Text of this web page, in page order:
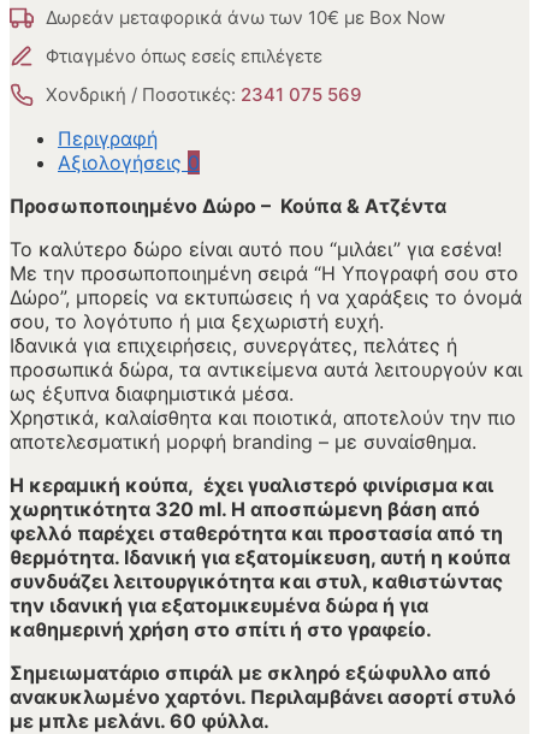
Δωρεάν μεταφορικά άνω των 10€ με Box Now
Φτιαγμένο όπως εσείς επιλέγετε
Χονδρική / Ποσοτικές: 2341 075 569
Περιγραφή
Αξιολογήσεις 0
Προσωποποιημένο Δώρο – Κούπα & Ατζέντα
Το καλύτερο δώρο είναι αυτό που “μιλάει” για εσένα!
Με την προσωποποιημένη σειρά “Η Υπογραφή σου στο
Δώρο”, μπορείς να εκτυπώσεις ή να χαράξεις το όνομά
σου, το λογότυπο ή μια ξεχωριστή ευχή.
Ιδανικά για επιχειρήσεις, συνεργάτες, πελάτες ή
προσωπικά δώρα, τα αντικείμενα αυτά λειτουργούν και
ως έξυπνα διαφημιστικά μέσα.
Χρηστικά, καλαίσθητα και ποιοτικά, αποτελούν την πιο
αποτελεσματική μορφή branding – με συναίσθημα.
Η κεραμική κούπα, έχει γυαλιστερό φινίρισμα και
χωρητικότητα 320 ml. Η αποσπώμενη βάση από
φελλό παρέχει σταθερότητα και προστασία από τη
θερμότητα. Ιδανική για εξατομίκευση, αυτή η κούπα
συνδυάζει λειτουργικότητα και στυλ, καθιστώντας
την ιδανική για εξατομικευμένα δώρα ή για
καθημερινή χρήση στο σπίτι ή στο γραφείο.
Σημειωματάριο σπιράλ με σκληρό εξώφυλλο από
ανακυκλωμένο χαρτόνι. Περιλαμβάνει ασορτί στυλό
με μπλε μελάνι. 60 φύλλα.